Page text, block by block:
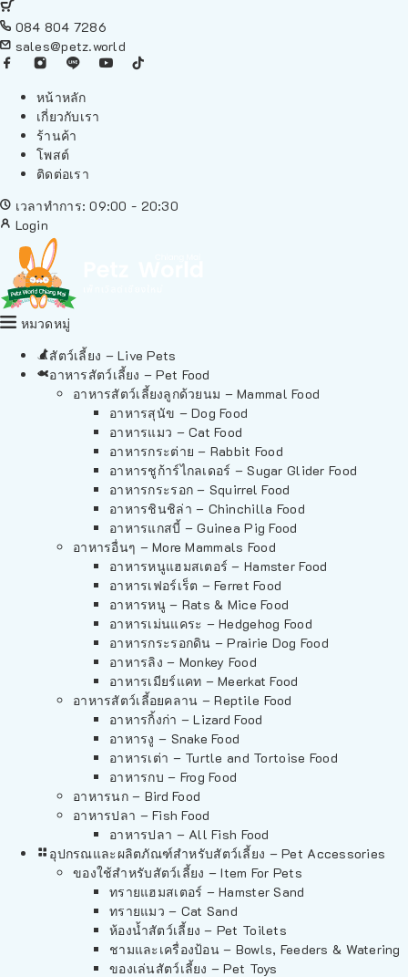
084 804 7286
sales@petz.world
หน้าหลัก
เกี่ยวกับเรา
ร้านค้า
โพสต์
ติดต่อเรา
เวลาทำการ: 09:00 - 20:30
Login
หมวดหมู่
สัตว์เลี้ยง – Live Pets
อาหารสัตว์เลี้ยง – Pet Food
อาหารสัตว์เลี้ยงลูกด้วยนม – Mammal Food
อาหารสุนัข – Dog Food
อาหารแมว – Cat Food
อาหารกระต่าย – Rabbit Food
อาหารชูก้าร์ไกลเดอร์ – Sugar Glider Food
อาหารกระรอก – Squirrel Food
อาหารชินชิล่า – Chinchilla Food
อาหารแกสบี้ – Guinea Pig Food
อาหารอื่นๆ – More Mammals Food
อาหารหนูแฮมสเตอร์ – Hamster Food
อาหารเฟอร์เร็ต – Ferret Food
อาหารหนู – Rats & Mice Food
อาหารเม่นแคระ – Hedgehog Food
อาหารกระรอกดิน – Prairie Dog Food
อาหารลิง – Monkey Food
อาหารเมียร์แคท – Meerkat Food
อาหารสัตว์เลี้อยคลาน – Reptile Food
อาหารกิ้งก่า – Lizard Food
อาหารงู – Snake Food
อาหารเต่า – Turtle and Tortoise Food
อาหารกบ – Frog Food
อาหารนก – Bird Food
อาหารปลา – Fish Food
อาหารปลา – All Fish Food
อุปกรณและผลิตภัณฑ์สำหรับสัตว์เลี้ยง – Pet Accessories
ของใช้สำหรับสัตว์เลี้ยง – Item For Pets
ทรายแฮมสเตอร์ – Hamster Sand
ทรายแมว – Cat Sand
ห้องน้ำสัตว์เลี้ยง – Pet Toilets
ชามและเครื่องป้อน – Bowls, Feeders & Watering
ของเล่นสัตว์เลี้ยง – Pet Toys